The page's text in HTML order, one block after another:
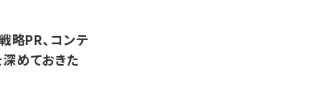
略PR、コンテ
めておきた